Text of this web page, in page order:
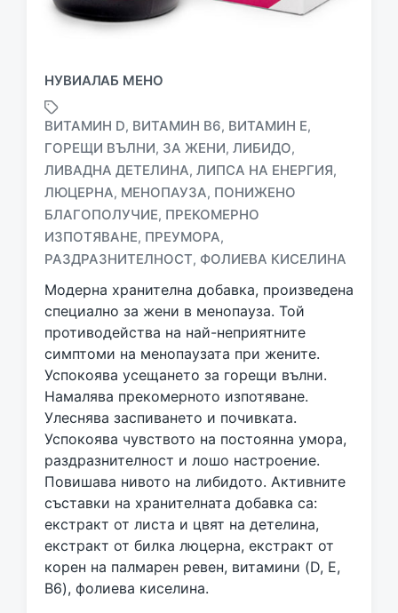
НУВИАЛАБ МЕНО
T
a
g
e
d
w
t
h
ВИТАМИН D, ВИТАМИН В6, ВИТАМИН Е,
ГОРЕЩИ ВЪЛНИ, ЗА ЖЕНИ, ЛИБИДО,
ЛИВАДНА ДЕТЕЛИНА, ЛИПСА НА ЕНЕРГИЯ,
ЛЮЦЕРНА, МЕНОПАУЗА, ПОНИЖЕНО
БЛАГОПОЛУЧИЕ, ПРЕКОМЕРНО
ИЗПОТЯВАНЕ, ПРЕУМОРА,
РАЗДРАЗНИТЕЛНОСТ, ФОЛИЕВА КИСЕЛИНА
Модерна хранителна добавка, произведена
специално за жени в менопауза. Той
противодейства на най-неприятните
симптоми на менопаузата при жените.
Успокоява усещането за горещи вълни.
Намалява прекомерното изпотяване.
Улеснява заспиването и почивката.
Успокоява чувството на постоянна умора,
раздразнителност и лошо настроение.
Повишава нивото на либидото. Активните
съставки на хранителната добавка са:
екстракт от листа и цвят на детелина,
екстракт от билка люцерна, екстракт от
корен на палмарен ревен, витамини (D, E,
B6), фолиева киселина.